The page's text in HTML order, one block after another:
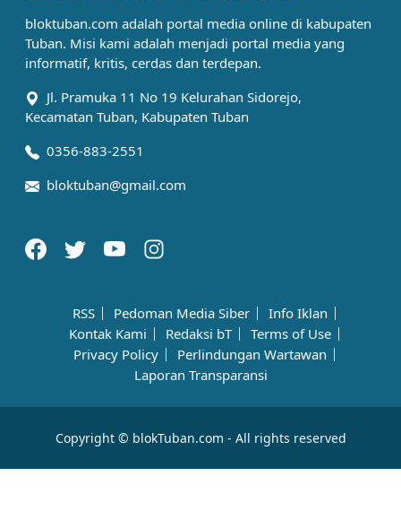
bloktuban.com adalah portal media online di kabupaten
Tuban. Misi kami adalah menjadi portal media yang
informatif, kritis, cerdas dan terdepan.
Jl. Pramuka 11 No 19 Kelurahan Sidorejo,
Kecamatan Tuban, Kabupaten Tuban
0356-883-2551
bloktuban@gmail.com
RSS Pedoman Media Siber
Info Iklan
Kontak Kami
Redaksi bT
Terms of Use
Privacy Policy
Perlindungan Wartawan
Laporan Transparansi
Copyright © blokTuban.com - All rights reserved